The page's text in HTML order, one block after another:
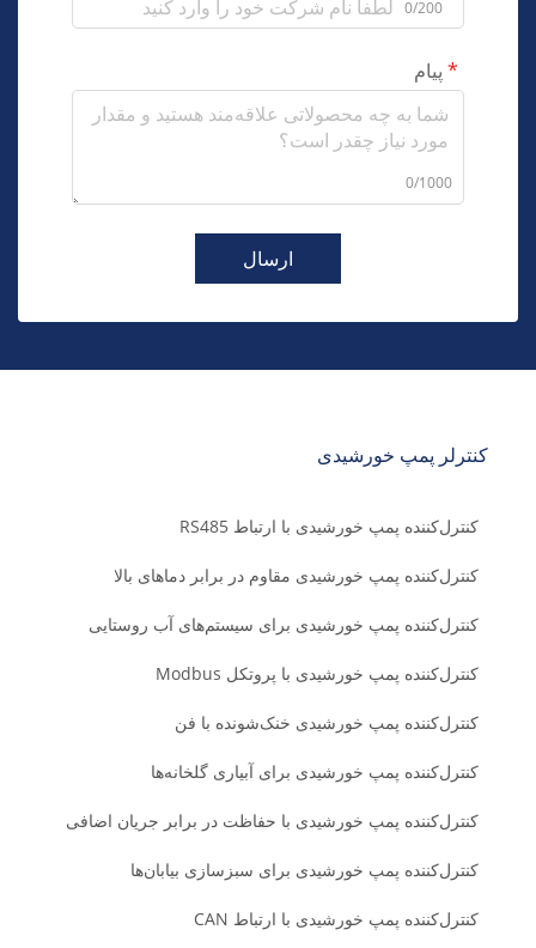
0/200
پیام
0/1000
ارسال
کنترلر پمپ خورشیدی
کنترل‌کننده پمپ خورشیدی با ارتباط RS485
کنترل‌کننده پمپ خورشیدی مقاوم در برابر دماهای بالا
کنترل‌کننده پمپ خورشیدی برای سیستم‌های آب روستایی
کنترل‌کننده پمپ خورشیدی با پروتکل Modbus
کنترل‌کننده پمپ خورشیدی خنک‌شونده با فن
کنترل‌کننده پمپ خورشیدی برای آبیاری گلخانه‌ها
کنترل‌کننده پمپ خورشیدی با حفاظت در برابر جریان اضافی
کنترل‌کننده پمپ خورشیدی برای سبزسازی بیابان‌ها
کنترل‌کننده پمپ خورشیدی با ارتباط CAN